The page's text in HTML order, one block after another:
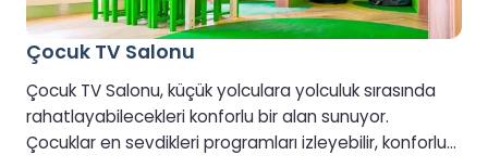
Çocuk TV Salonu
Çocuk TV Salonu, küçük yolculara yolculuk sırasında
rahatlayabilecekleri konforlu bir alan sunuyor.
Çocuklar en sevdikleri programları izleyebilir, konforlu